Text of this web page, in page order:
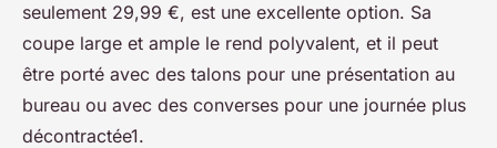
seulement 29,99 €, est une excellente option. Sa
coupe large et ample le rend polyvalent, et il peut
être porté avec des talons pour une présentation au
bureau ou avec des converses pour une journée plus
décontractée1.